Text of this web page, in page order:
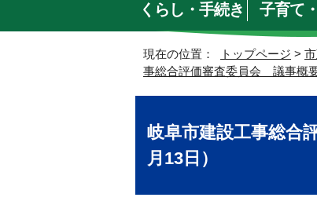
くらし・手続き 子育て
現在の位置： トップページ >
事総合評価審査委員会 議事概
岐阜市建設工事総合
月13日）